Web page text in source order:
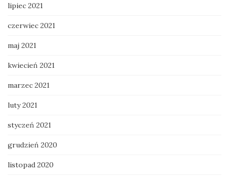
lipiec 2021
czerwiec 2021
maj 2021
kwiecień 2021
marzec 2021
luty 2021
styczeń 2021
grudzień 2020
listopad 2020